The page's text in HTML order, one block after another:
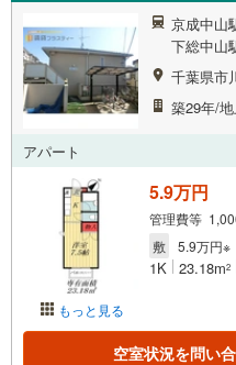
京成中山
下総中山
千葉県市
築29年/
アパート
もっと見る
5.9万円
管理費等
敷
5.9万円※
1K 23.18m2
空室状況を問い